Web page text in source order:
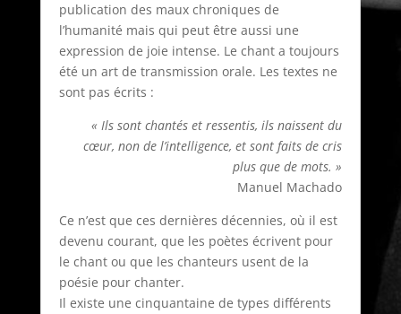
publication des maux chroniques de
l’humanité mais qui peut être aussi une
expression de joie intense. Le chant a toujours
été un art de transmission orale. Les textes ne
sont pas écrits :
« Ils sont chantés et ressentis, ils naissent du
cœur, non de l’intelligence, et sont faits de cris
plus que de mots. »
Manuel Machado
Ce n’est que ces dernières décennies, où il est
devenu courant, que les poètes écrivent pour
le chant ou que les chanteurs usent de la
poésie pour chanter.
Il existe une cinquantaine de types différents